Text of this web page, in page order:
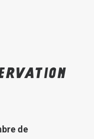
de